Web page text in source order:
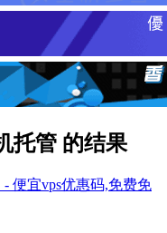
托管 的结果